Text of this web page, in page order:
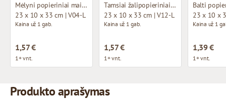
Mėlyni popieriniai maišeliai su atlasinio kaspino rankenomis
23 x 10 x 33 cm | V04-L
Kaina už 1 gab.
1,57 €
1+ vnt.
Tamsiai žalipopieriniai maišeliai su atlasinio kaspino rankenomis
23 x 10 x 33 cm | V12-L
Kaina už 1 gab.
1,57 €
1+ vnt.
23 x 10 x
Kaina už 1
1,39 €
1+ vnt.
Produkto aprašymas